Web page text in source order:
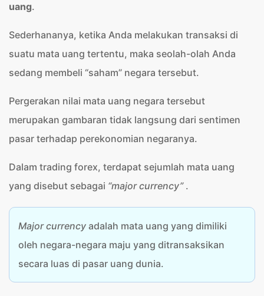
uang.
Sederhananya, ketika Anda melakukan transaksi di
suatu mata uang tertentu, maka seolah-olah Anda
sedang membeli “saham” negara tersebut.
Pergerakan nilai mata uang negara tersebut
merupakan gambaran tidak langsung dari sentimen
pasar terhadap perekonomian negaranya.
Dalam trading forex, terdapat sejumlah mata uang
yang disebut sebagai “major currency”.
Major currency adalah mata uang yang dimiliki
oleh negara-negara maju yang ditransaksikan
secara luas di pasar uang dunia.